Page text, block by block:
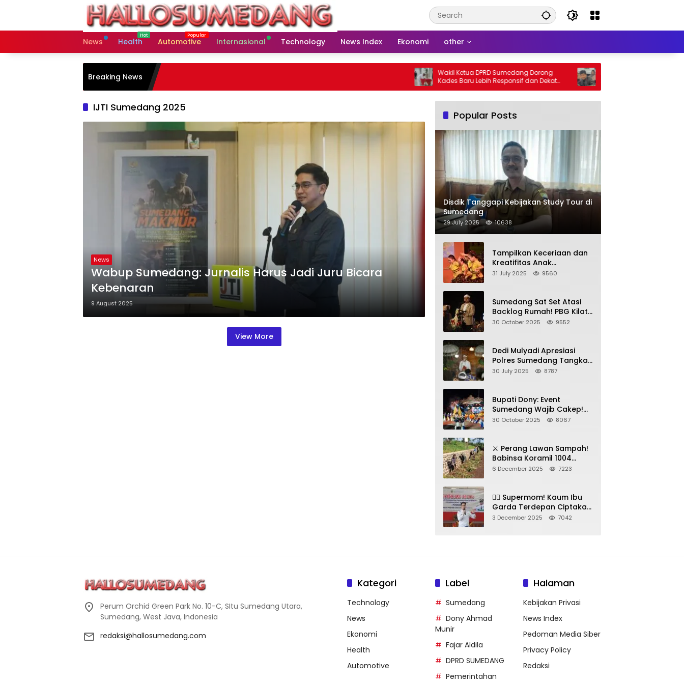
News
Health Automotive Internasional Technology News Index Ekonomi other
Breaking News
Wakil Ketua DPRD Sumedang Dorong
Kades Baru Lebih Responsif dan Dekat
Warga
DPRD Sumedang Fix-in Aturan
2026, Ini Isinya
IJTI Sumedang 2025
News
Wabup Sumedang: Jurnalis Harus Jadi Juru Bicara
Kebenaran
9 August 2025
View More
Popular Posts
Disdik Tanggapi Kebijakan Study Tour di
Sumedang
29 July 2025 10638
Tampilkan Keceriaan dan
Kreatifitas Anak
Sumedang, Gebyar HAN
31 July 2025 9560
Sumedang Sat Set Atasi
Backlog Rumah! PBG Kilat
+ KUR Perumahan Jadi
30 October 2025 9552
Dedi Mulyadi Apresiasi
Polres Sumedang Tangkap
Wartawan Gadungan
30 July 2025 8787
Bupati Dony: Event
Sumedang Wajib Cakep!
Sosialisasi Wajib Nempel
30 October 2025 8067
⚔️ Perang Lawan Sampah!
Babinsa Koramil 1004
Tanjungsari Pimpin Warga
6 December 2025 7223
🦸‍♀️ Supermom! Kaum Ibu
Garda Terdepan Ciptakan
Generasi Unggul di
3 December 2025 7042
Perum Orchid Green Park No. 10-C, SItu Sumedang Utara,
Sumedang, West Java, Indonesia
redaksi@hallosumedang.com
Kategori
Technology
News
Ekonomi
Health
Automotive
Label
Sumedang
Dony Ahmad
Munir
Fajar Aldila
DPRD SUMEDANG
Pemerintahan
Halaman
Kebijakan Privasi
News Index
Pedoman Media Siber
Privacy Policy
Redaksi